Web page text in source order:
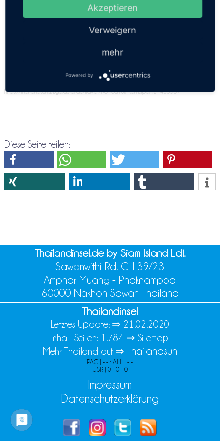
angeben. Bitte versuche es doch nochmals über die
https://thailandsun.12go.asia/de/travel/Koh Samui/Koh Lipe/?z=416557
Diese Seite teilen:
Thailandinsel.de by Siam Island Ldt.
Sawanwithi Rd. CH 39/23
Amphor Muang - Phaknampoo
60000 Nakhon Sawan Thailand
Thailandinsel
Letztes Update: ⇒ 21.02.2020
Inhalt Seiten: 1.784 ⇒ Sitemap
Mehr Thailand auf ⇒ Thailandsun
PAG | - - • ALL | - -
USR | 0 - 0 - 0
Impressum
Datenschutzerklärung
Akzeptieren
Verweigern
mehr
Powered by